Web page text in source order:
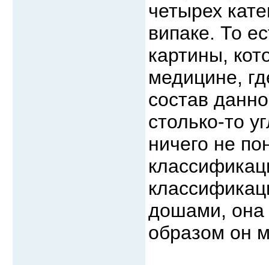
четырех
випаке. То
картины,
медицине,
состав
столько-то
ничего не
дошами, она
образом он